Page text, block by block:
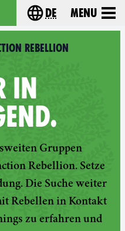
Choose your
de Menu
Rebellion
IN
Gruppen
Rebellion. Setze
Die Suche weiter
Rebellen in Kontakt
zu erfahren und